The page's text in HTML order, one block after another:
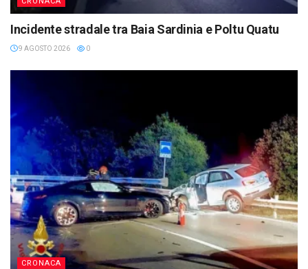
Incidente stradale tra Baia Sardinia e Poltu Quatu
9 AGOSTO 2026 0
CRONACA